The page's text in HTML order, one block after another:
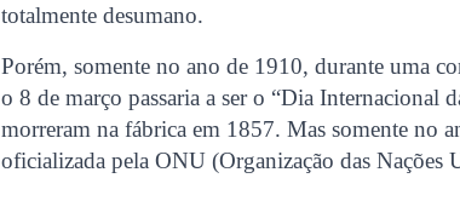
totalmente desumano.
Porém, somente no ano de 1910, durante uma
o 8 de março passaria a ser o “Dia Internacional
morreram na fábrica em 1857. Mas somente no
oficializada pela ONU (Organização das Nações